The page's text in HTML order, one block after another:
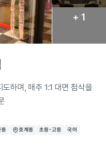
+ 1
도하며, 매주 1:1 대면 첨삭을
동 호계동 초등-고등 국어